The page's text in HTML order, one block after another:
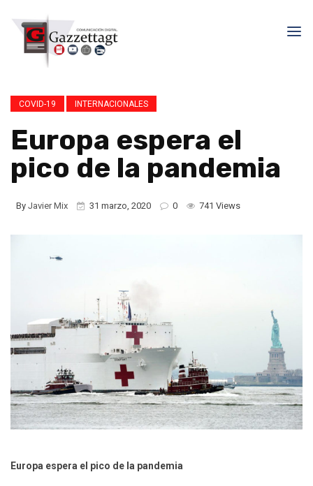
COVID-19 INTERNACIONALES
Europa espera el
pico de la pandemia
By Javier Mix 31 marzo, 2020 0 741 Views
Europa espera el pico de la pandemia